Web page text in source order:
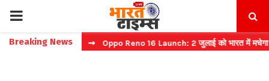
PRIMARY
MENU
Breaking News
टिकट बुकिंग ⇝ Oppo Reno 16 Launch: 2 जुलाई को भारत में मचेगा धमाल